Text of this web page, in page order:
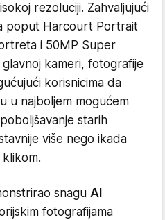
rezoluciji. Zahvaljujući
poput Harcourt Portrait
i 50MP Super
glavnoj kameri, fotografije
korisnicima da
u najboljem mogućem
starih
više nego ikada
snagu AI
fotografijama